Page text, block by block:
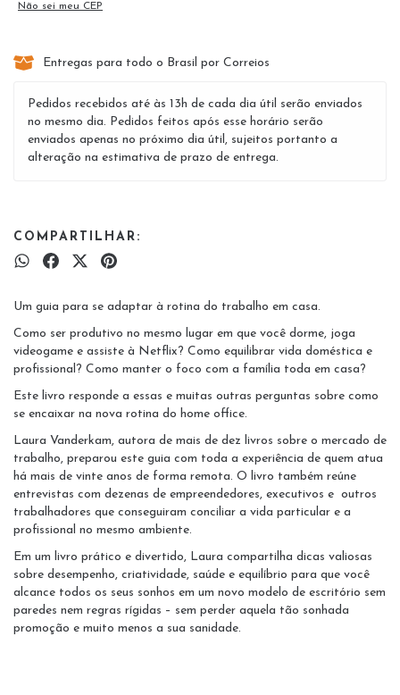
Não sei meu CEP
Entregas para todo o Brasil por Correios
Pedidos recebidos até às 13h de cada dia útil serão enviados
no mesmo dia. Pedidos feitos após esse horário serão
enviados apenas no próximo dia útil, sujeitos portanto a
alteração na estimativa de prazo de entrega.
COMPARTILHAR:
Um guia para se adaptar à rotina do trabalho em casa.
Como ser produtivo no mesmo lugar em que você dorme, joga
videogame e assiste à Netflix? Como equilibrar vida doméstica e
profissional? Como manter o foco com a família toda em casa?
​Este livro responde a essas e muitas outras perguntas sobre como
se encaixar na nova rotina do home office.
Laura Vanderkam, autora de mais de dez livros sobre o mercado de
trabalho, preparou este guia com toda a experiência de quem atua
há mais de vinte anos de forma remota. O livro também reúne
entrevistas com dezenas de empreendedores, executivos e outros
trabalhadores que conseguiram conciliar a vida particular e a
profissional no mesmo ambiente.
Em um livro prático e divertido, Laura compartilha dicas valiosas
sobre desempenho, criatividade, saúde e equilíbrio para que você
alcance todos os seus sonhos em um novo modelo de escritório sem
paredes nem regras rígidas – sem perder aquela tão sonhada
promoção e muito menos a sua sanidade.